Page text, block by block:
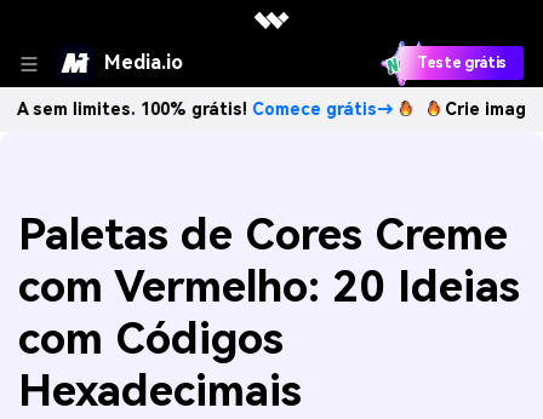
Media.io Teste grátis
100% grátis!Comece grátis→ Crie imagens com IA
Paletas de Cores Creme
com Vermelho: 20 Ideias
com Códigos
Hexadecimais